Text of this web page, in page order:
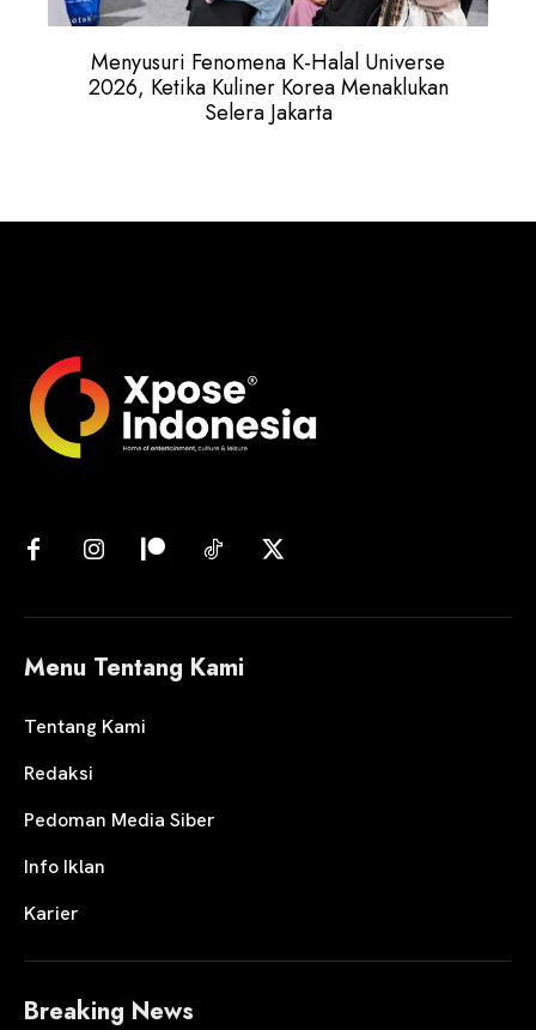
Menyusuri Fenomena K-Halal Universe
2026, Ketika Kuliner Korea Menaklukan
Selera Jakarta
Menu Tentang Kami
Tentang Kami
Redaksi
Pedoman Media Siber
Info Iklan
Karier
Breaking News